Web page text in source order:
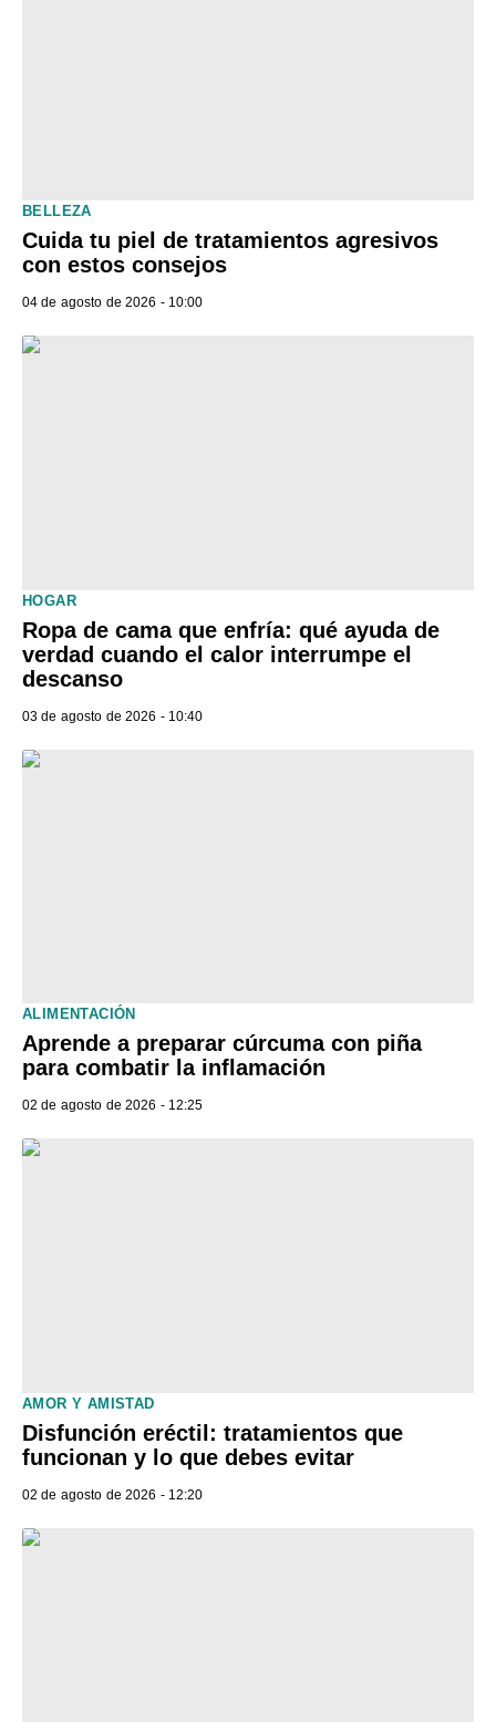
BELLEZA
Cuida tu piel de tratamientos agresivos
con estos consejos
04 de agosto de 2026 - 10:00
HOGAR
Ropa de cama que enfría: qué ayuda de
verdad cuando el calor interrumpe el
descanso
03 de agosto de 2026 - 10:40
ALIMENTACIÓN
Aprende a preparar cúrcuma con piña
para combatir la inflamación
02 de agosto de 2026 - 12:25
AMOR Y AMISTAD
Disfunción eréctil: tratamientos que
funcionan y lo que debes evitar
02 de agosto de 2026 - 12:20